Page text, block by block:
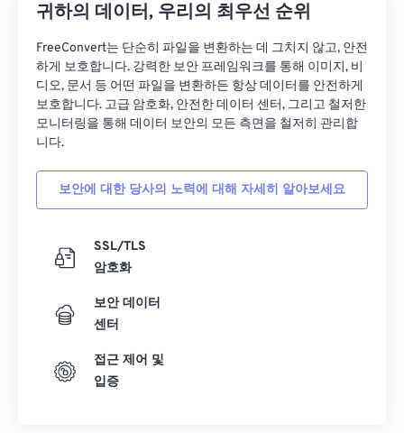
귀하의 데이터, 우리의 최우선 순위
FreeConvert는 단순히 파일을 변환하는 데 그치지 않고, 안전
하게 보호합니다. 강력한 보안 프레임워크를 통해 이미지, 비
디오, 문서 등 어떤 파일을 변환하든 항상 데이터를 안전하게
보호합니다. 고급 암호화, 안전한 데이터 센터, 그리고 철저한
모니터링을 통해 데이터 보안의 모든 측면을 철저히 관리합
니다.
보안에 대한 당사의 노력에 대해 자세히 알아보세요
SSL/TLS
암호화
보안 데이터
센터
접근 제어 및
입증